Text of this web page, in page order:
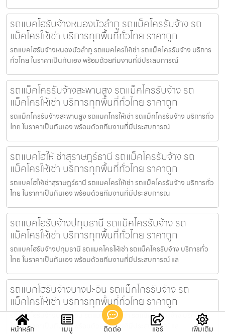
รถแบคโฮรับจ้างหนองบัวลำภู รถแม็คโครรับจ้าง รถ
แม็คโครให้เช่า บริการทุกพื้นที่ทั่วไทย ราคาถูก
รถแบคโฮรับจ้างหนองบัวลำภู รถแมคโครให้เช่า รถแม็คโครรับจ้าง บริการ
ทั่วไทย ในราคาเป็นกันเอง พร้อมด้วยทีมงานที่มีประสบการณ์
รถแม็คโครรับจ้างสะพานสูง รถแม็คโครรับจ้าง รถ
แม็คโครให้เช่า บริการทุกพื้นที่ทั่วไทย ราคาถูก
รถแม็คโครรับจ้างสะพานสูง รถแมคโครให้เช่า รถแม็คโครรับจ้าง บริการทั่ว
ไทย ในราคาเป็นกันเอง พร้อมด้วยทีมงานที่มีประสบการณ์
รถแบคโฮให้เช่าสุราษฎร์ธานี รถแม็คโครรับจ้าง รถ
แม็คโครให้เช่า บริการทุกพื้นที่ทั่วไทย ราคาถูก
รถแบคโฮให้เช่าสุราษฎร์ธานี รถแมคโครให้เช่า รถแม็คโครรับจ้าง บริการทั่ว
ไทย ในราคาเป็นกันเอง พร้อมด้วยทีมงานที่มีประสบการณ
รถแบคโฮรับจ้างปทุมธานี รถแม็คโครรับจ้าง รถ
แม็คโครให้เช่า บริการทุกพื้นที่ทั่วไทย ราคาถูก
รถแบคโฮรับจ้างปทุมธานี รถแมคโครให้เช่า รถแม็คโครรับจ้าง บริการทั่ว
ไทย ในราคาเป็นกันเอง พร้อมด้วยทีมงานที่มีประสบการณ์ แล
รถแบคโฮรับจ้างบางปะอิน รถแม็คโครรับจ้าง รถ
แม็คโครให้เช่า บริการทุกพื้นที่ทั่วไทย ราคาถูก
รถแบคโฮรับจ้างบางปะอิน รถแมคโครให้เช่า รถแม็คโครรับจ้าง บริการทั่ว
ไทย ในราคาเป็นกันเอง พร้อมด้วยทีมงานที่มีประสบการณ์ แล
หน้าหลัก เมนู ติดต่อ แชร์ เพิ่มเติม